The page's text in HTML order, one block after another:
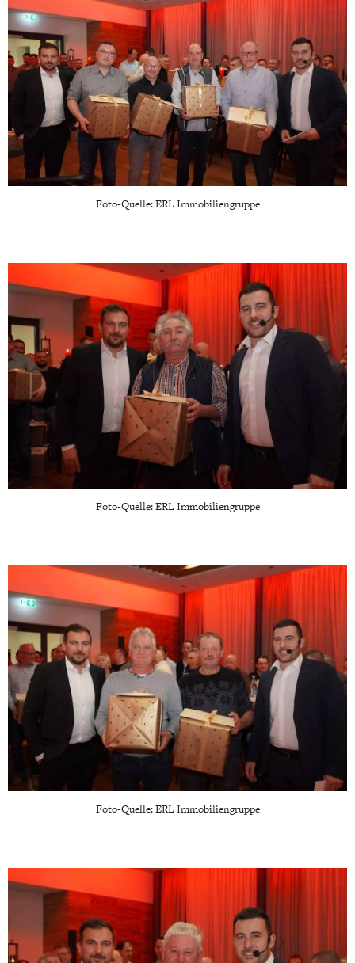
Foto-Quelle: ERL Immobiliengruppe
Foto-Quelle: ERL Immobiliengruppe
Foto-Quelle: ERL Immobiliengruppe